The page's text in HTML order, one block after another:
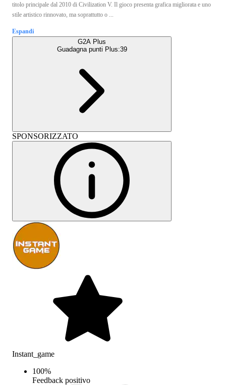
titolo principale dal 2010 di Civilization V. Il gioco presenta grafica migliorata e uno
stile artistico rinnovato, ma soprattutto o ...
Espandi
G2A Plus
Guadagna punti Plus:39
SPONSORIZZATO
Instant_game
100%
Feedback positivo